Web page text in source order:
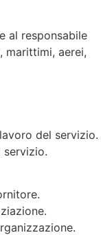
al responsabile
marittimi, aerei,
del servizio.
servizio.